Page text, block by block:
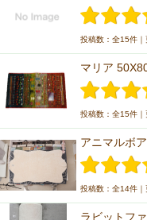
投稿数：全15件
マリア
投稿数：全15件
アニマルボ
投稿数：全14件
ラビットフ